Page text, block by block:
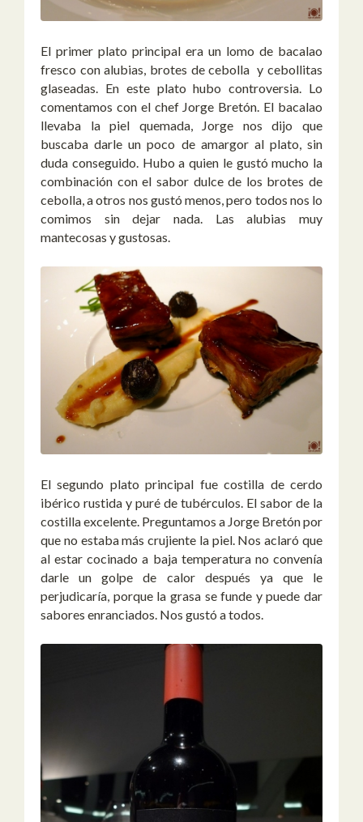
El primer plato principal era un lomo de bacalao
fresco con alubias, brotes de cebolla y cebollitas
glaseadas. En este plato hubo controversia. Lo
comentamos con el chef Jorge Bretón. El bacalao
llevaba la piel quemada, Jorge nos dijo que
buscaba darle un poco de amargor al plato, sin
duda conseguido. Hubo a quien le gustó mucho la
combinación con el sabor dulce de los brotes de
cebolla, a otros nos gustó menos, pero todos nos lo
comimos sin dejar nada. Las alubias muy
mantecosas y gustosas.
El segundo plato principal fue costilla de cerdo
ibérico rustida y puré de tubérculos. El sabor de la
costilla excelente. Preguntamos a Jorge Bretón por
que no estaba más crujiente la piel. Nos aclaró que
al estar cocinado a baja temperatura no convenía
darle un golpe de calor después ya que le
perjudicaría, porque la grasa se funde y puede dar
sabores enranciados. Nos gustó a todos.